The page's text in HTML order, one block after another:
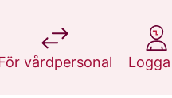
vårdpersonal
på 1177.se
på